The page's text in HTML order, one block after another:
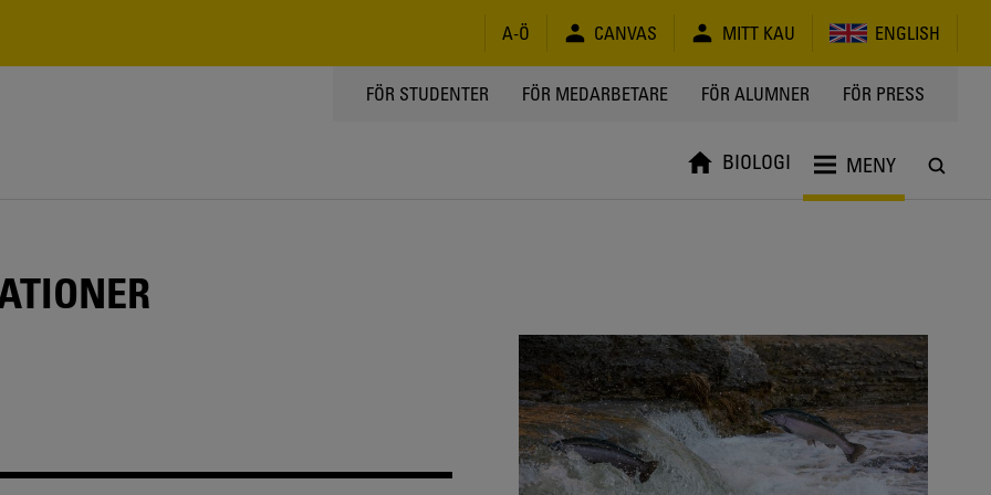
A-Ö CANVAS MITT KAU ENGLISH
TOPPMENY
FÖR STUDENTER FÖR MEDARBETARE FÖR ALUMNER FÖR PRESS
BIOLOGI MENY